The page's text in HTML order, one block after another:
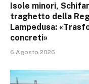
Isole minori,
traghetto della
Lampedusa:
concreti»
6 Agosto 2026